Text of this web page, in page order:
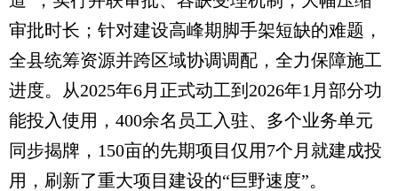
审批时长；针对建设高峰期脚手架短缺的难题，
全县统筹资源并跨区域协调调配，全力保障施工
进度。从2025年6月正式动工到2026年1月部分功
能投入使用，400余名员工入驻、多个业务单元
同步揭牌，150亩的先期项目仅用7个月就建成投
用，刷新了重大项目建设的“巨野速度”。